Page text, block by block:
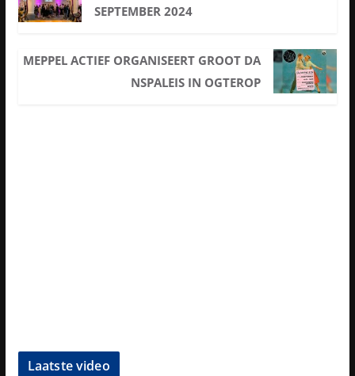
SEPTEMBER 2024
MEPPEL ACTIEF ORGANISEERT GROOT DA
NSPALEIS IN OGTEROP
Laatste video